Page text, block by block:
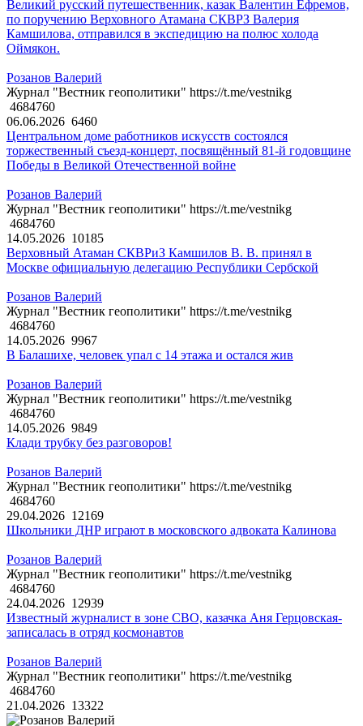
Великий русский путешественник, казак Валентин Ефремов,
по поручению Верховного Атамана СКВРЗ Валерия
Камшилова, отправился в экспедицию на полюс холода
Оймякон.
Розанов Валерий
Журнал "Вестник геополитики" https://t.me/vestnikg
4684760
06.06.2026 6460
Центральном доме работников искусств состоялся
торжественный съезд-концерт, посвящённый 81-й годовщине
Победы в Великой Отечественной войне
Розанов Валерий
Журнал "Вестник геополитики" https://t.me/vestnikg
4684760
14.05.2026 10185
Верховный Атаман СКВРиЗ Камшилов В. В. принял в
Москве официальную делегацию Республики Сербской
Розанов Валерий
Журнал "Вестник геополитики" https://t.me/vestnikg
4684760
14.05.2026 9967
В Балашихе, человек упал с 14 этажа и остался жив
Розанов Валерий
Журнал "Вестник геополитики" https://t.me/vestnikg
4684760
14.05.2026 9849
Клади трубку без разговоров!
Розанов Валерий
Журнал "Вестник геополитики" https://t.me/vestnikg
4684760
29.04.2026 12169
Школьники ДНР играют в московского адвоката Калинова
Розанов Валерий
Журнал "Вестник геополитики" https://t.me/vestnikg
4684760
24.04.2026 12939
Известный журналист в зоне СВО, казачка Аня Герцовская-
записалась в отряд космонавтов
Розанов Валерий
Журнал "Вестник геополитики" https://t.me/vestnikg
4684760
21.04.2026 13322